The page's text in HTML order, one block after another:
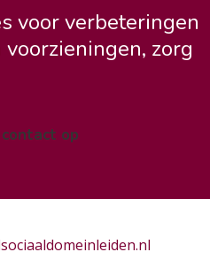
voor verbeteringen
zorg
contact op